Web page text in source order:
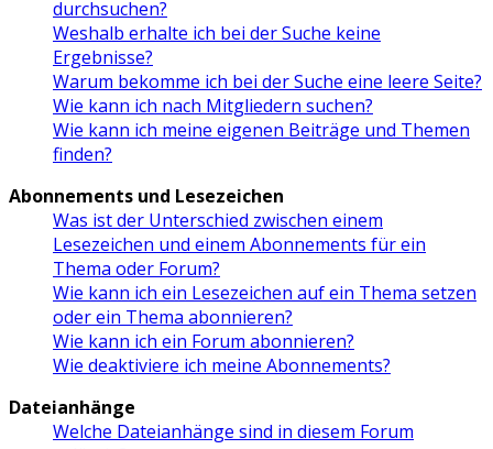
durchsuchen?
Weshalb erhalte ich bei der Suche keine
Ergebnisse?
Warum bekomme ich bei der Suche eine leere Seite?
Wie kann ich nach Mitgliedern suchen?
Wie kann ich meine eigenen Beiträge und Themen
finden?
Abonnements und Lesezeichen
Was ist der Unterschied zwischen einem
Lesezeichen und einem Abonnements für ein
Thema oder Forum?
Wie kann ich ein Lesezeichen auf ein Thema setzen
oder ein Thema abonnieren?
Wie kann ich ein Forum abonnieren?
Wie deaktiviere ich meine Abonnements?
Dateianhänge
Welche Dateianhänge sind in diesem Forum